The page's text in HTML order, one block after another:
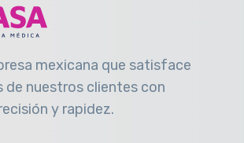
mexicana que satisface
de nuestros clientes con
y rapidez.